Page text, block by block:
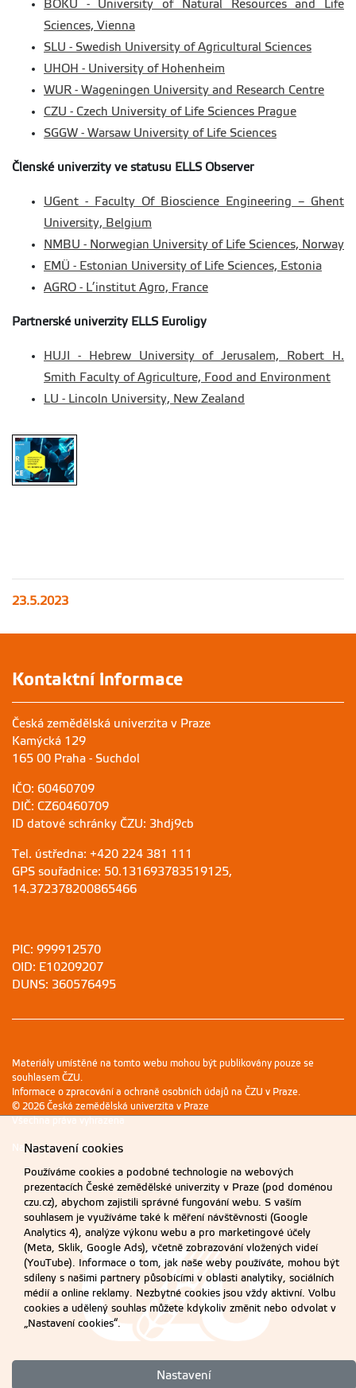
BOKU - University of Natural Resources and Life
Sciences, Vienna
SLU - Swedish University of Agricultural Sciences
UHOH - University of Hohenheim
WUR - Wageningen University and Research Centre
CZU - Czech University of Life Sciences Prague
SGGW - Warsaw University of Life Sciences
Členské univerzity ve statusu ELLS Observer
UGent - Faculty Of Bioscience Engineering – Ghent
University, Belgium
NMBU - Norwegian University of Life Sciences, Norway
EMÜ - Estonian University of Life Sciences, Estonia
AGRO - L’institut Agro, France
Partnerské univerzity ELLS Euroligy
HUJI - Hebrew University of Jerusalem, Robert H.
Smith Faculty of Agriculture, Food and Environment
LU - Lincoln University, New Zealand
23.5.2023
Kontaktní informace
Česká zemědělská univerzita v Praze
Kamýcká 129
165 00 Praha - Suchdol
IČO: 60460709
DIČ: CZ60460709
ID datové schránky ČZU: 3hdj9cb
Tel. ústředna: +420 224 381 111
GPS souřadnice: 50.131693783519125,
14.372378200865466
PIC: 999912570
OID: E10209207
DUNS: 360576495
Materiály umístěné na tomto webu mohou být publikovány pouze se
souhlasem ČZU.
Informace o zpracování a ochraně osobních údajů na ČZU v Praze.
© 2026 Česká zemědělská univerzita v Praze
Všechna práva vyhrazena
Nastavení cookies
Nastavení cookies
Používáme cookies a podobné technologie na webových
prezentacích České zemědělské univerzity v Praze (pod doménou
czu.cz), abychom zajistili správné fungování webu. S vaším
souhlasem je využíváme také k měření návštěvnosti (Google
Analytics 4), analýze výkonu webu a pro marketingové účely
(Meta, Sklik, Google Ads), včetně zobrazování vložených videí
(YouTube). Informace o tom, jak naše weby používáte, mohou být
sdíleny s našimi partnery působícími v oblasti analytiky, sociálních
médií a online reklamy. Nezbytné cookies jsou vždy aktivní. Volbu
cookies a udělený souhlas můžete kdykoliv změnit nebo odvolat v
„Nastavení cookies“.
Nastavení